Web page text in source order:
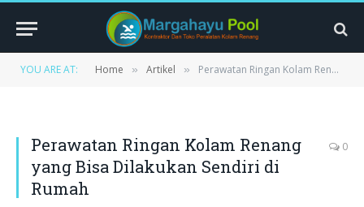
YOU ARE AT: Home » Artikel » Perawatan Ringan Kolam Renang yang Bisa Dilakukan Sendiri di Rumah
Perawatan Ringan Kolam Renang
yang Bisa Dilakukan Sendiri di
Rumah
0